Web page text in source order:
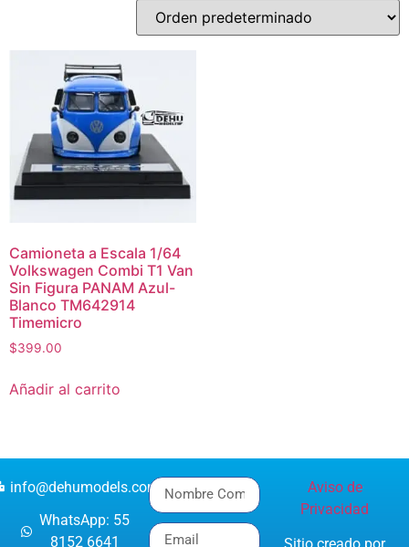
Camioneta a Escala 1/64
Volkswagen Combi T1 Van
Sin Figura PANAM Azul-
Blanco TM642914
Timemicro
$399.00
Añadir al carrito
info@dehumodels.com
WhatsApp: 55
8152 6641
Aviso de
Privacidad